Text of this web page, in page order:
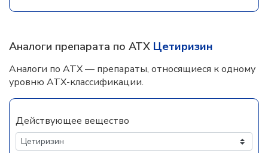
Аналоги препарата по АТХ Цетиризин
Аналоги по АТХ — препараты, относящиеся к одному
уровню АТХ-классификации.
Действующее вещество